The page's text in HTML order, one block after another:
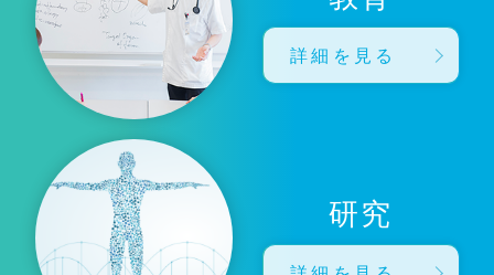
詳細を見る
研究